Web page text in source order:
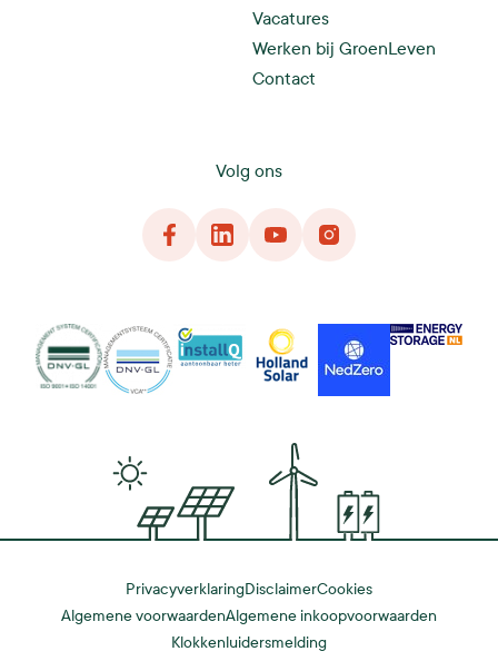
Vacatures
Werken bij GroenLeven
Contact
Volg ons
FacebookLinkedInYouTubeInstagram
DNG VCA InstallQ Holland SolarNedZero Energy
PrivacyverklaringDisclaimerCookies
Algemene voorwaardenAlgemene inkoopvoorwaarden
Klokkenluidersmelding